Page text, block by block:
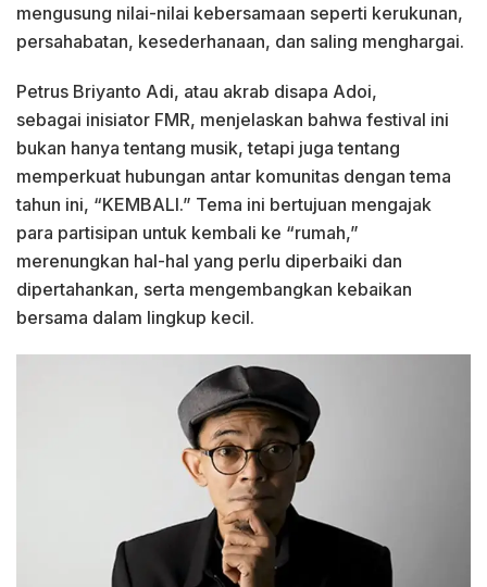
mengusung nilai-nilai kebersamaan seperti kerukunan,
persahabatan, kesederhanaan, dan saling menghargai.
Petrus Briyanto Adi, atau akrab disapa Adoi,
sebagai inisiator FMR, menjelaskan bahwa festival ini
bukan hanya tentang musik, tetapi juga tentang
memperkuat hubungan antar komunitas dengan tema
tahun ini, “KEMBALI.” Tema ini bertujuan mengajak
para partisipan untuk kembali ke “rumah,”
merenungkan hal-hal yang perlu diperbaiki dan
dipertahankan, serta mengembangkan kebaikan
bersama dalam lingkup kecil.